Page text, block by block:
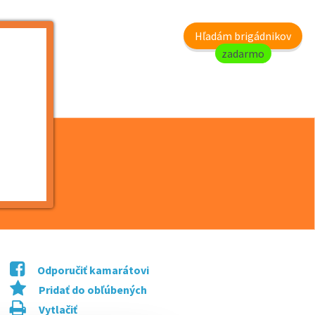
Hľadám brigádnikov
zadarmo
Odporučiť kamarátovi
Pridať do obľúbených
Vytlačiť